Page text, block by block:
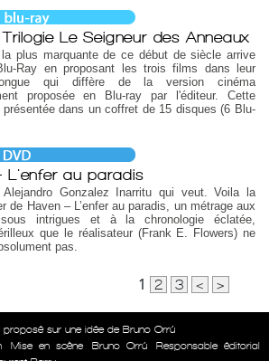
Le Seigneur des Anneaux
plus marquante de ce début de siècle arrive
Ray en proposant les trois films dans leur
qui diffère de la version cinéma
proposée en Blu-ray par l'éditeur. Cette
dans un coffret de 15 disques (6 Blu-
L'enfer au paradis
Alejandro Gonzalez Inarritu qui veut. Voila la
de Haven – L’enfer au paradis, un métrage aux
sous intrigues et à la chronologie éclatée,
que le réalisateur (Frank E. Flowers) ne
pas.
1 2 3 < >
proposé sur une idée de Bruno Orrú
Mise en scène Bruno Orrú
Responsable éditorial